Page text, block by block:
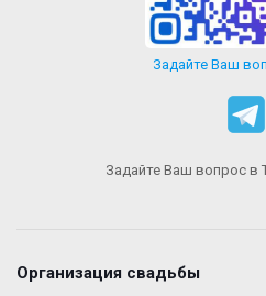
Задайте Ваш
Задайте Ваш вопрос в
Организация свадьбы